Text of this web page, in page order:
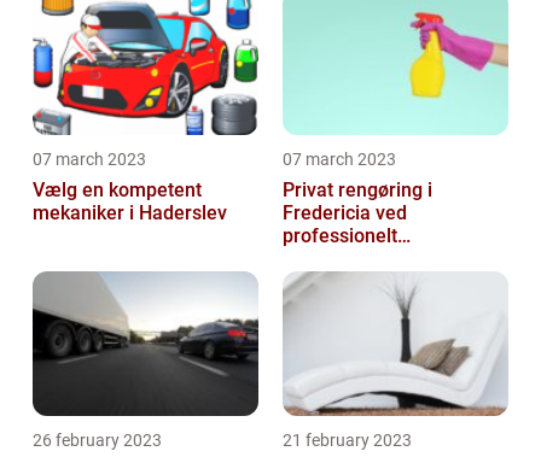
07 march 2023
Vælg en kompetent
mekaniker i Haderslev
07 march 2023
Privat rengøring i
Fredericia ved
professionelt
26 february 2023 21 february 2023